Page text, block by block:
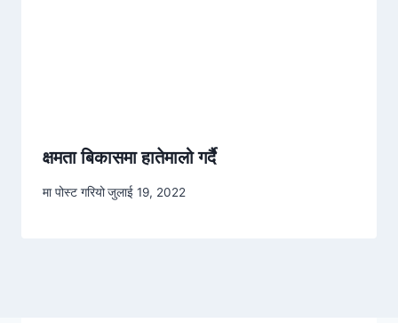
क्षमता बिकासमा हातेमालो गर्दै
मा पोस्ट गरियोजुलाई 19, 2022